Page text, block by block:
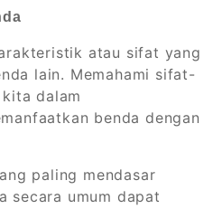
atau sifat yang
lain. Memahami sifat-
dalam
benda dengan
paling mendasar
secara umum dapat